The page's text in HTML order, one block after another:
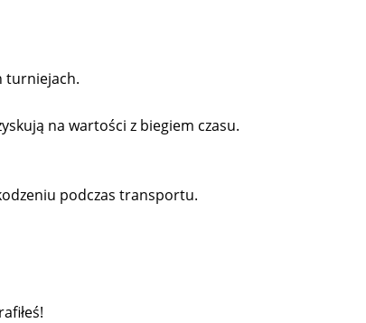
turniejach.
na wartości z biegiem czasu.
podczas transportu.